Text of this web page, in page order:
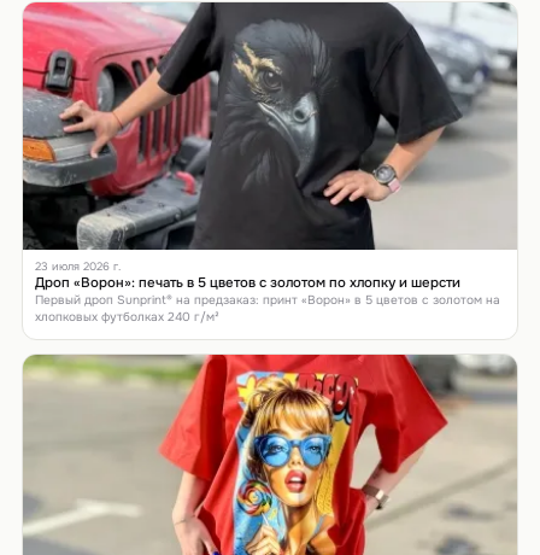
23 июля 2026 г.
Дроп «Ворон»: печать в 5 цветов с золотом по хлопку и шерсти
Первый дроп Sunprint® на предзаказ: принт «Ворон» в 5 цветов с золотом на
хлопковых футболках 240 г/м²